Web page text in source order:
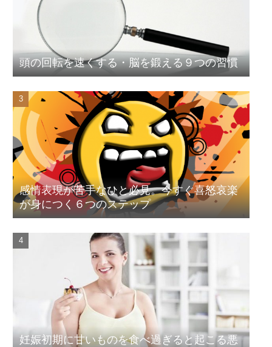
頭の回転を速くする・脳を鍛える９つの習慣
感情表現が苦手なひと必見。今すぐ喜怒哀楽
が身につく６つのステップ
妊娠初期に甘いものを食べ過ぎると起こる悪